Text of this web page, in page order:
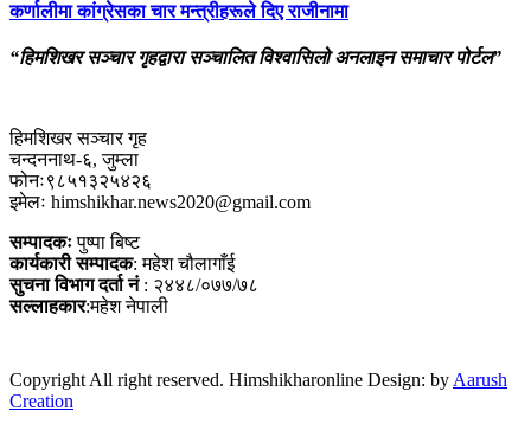
कर्णालीमा कांग्रेसका चार मन्त्रीहरूले दिए राजीनामा
“हिमशिखर सञ्चार गृहद्वारा सञ्चालित विश्वासिलो अनलाइन समाचार पोर्टल”
हिमशिखर सञ्चार गृह
चन्दननाथ-६, जुम्ला
फोनः९८५१३२५४२६
इमेलः himshikhar.news2020@gmail.com
सम्पादकःपुष्पा बिष्ट
कार्यकारी सम्पादक: महेश चौलागाँई
सुचना विभाग दर्ता नं: २४४८/०७७/७८
सल्लाहकार:महेश नेपाली
Copyright All right reserved. Himshikharonline Design: byAarush
Creation